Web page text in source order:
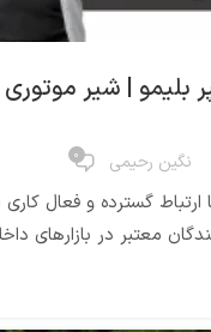
بلیمو | شیر موتوری
نگین رحیمی 0
گسترده و فعال کاری
معتبر در بازارهای